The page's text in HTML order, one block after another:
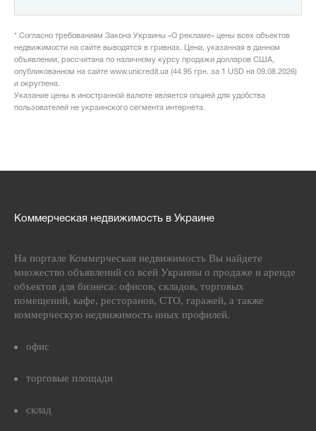
* Согласно требованиям Закона Украины «О рекламе» цены всех объектов
недвижимости на сайте выводятся в гривнах. Цена, указанная в данном
объявлении, рассчитана по наличному курсу продажи долларов США,
опубликованном на сайте www.unicredit.ua (44.95 грн. за 1 USD на 09.08.2026)
и округлена.
Указание цены в иностранной валюте является опцией для удобства
пользователей не украинского сегмента интернета.
Коммерческая недвижимость в Украине
На портале Коммерческая недвижимость Вы найдете
множество объявлений со всей Украины о продаже и аренде
объектов для бизнеса: офисов, складов, торговых
помещений, кафе, ресторанов, СТО, гаражей, а также
коммерческую недвижимость иных профилей.
офис
торговые площади
склад